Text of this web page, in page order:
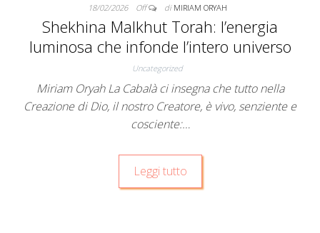
18/02/2026 Off di MIRIAM ORYAH
Shekhina Malkhut Torah: l’energia
luminosa che infonde l’intero universo
Uncategorized
Miriam Oryah La Cabalà ci insegna che tutto nella
Creazione di Dio, il nostro Creatore, è vivo, senziente e
cosciente:…
Leggi tutto